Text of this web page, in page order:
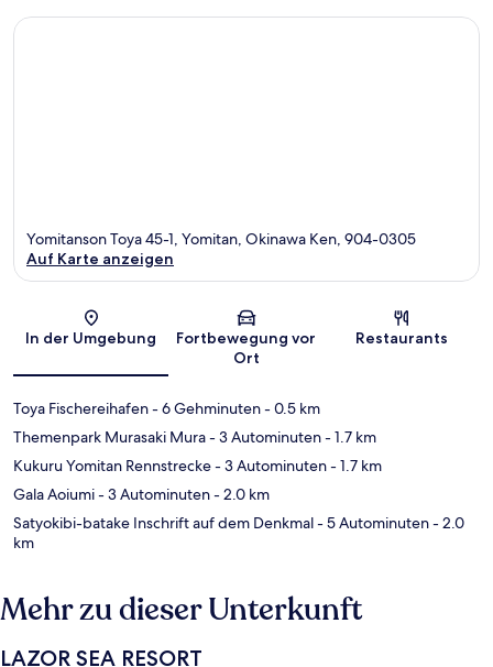
Karte
Yomitanson Toya 45-1, Yomitan, Okinawa Ken, 904-0305
Auf Karte anzeigen
In der Umgebung
Fortbewegung vor
Ort
Restaurants
Toya Fischereihafen- 6 Gehminuten- 0.5 km
Themenpark Murasaki Mura- 3 Autominuten- 1.7 km
Kukuru Yomitan Rennstrecke- 3 Autominuten- 1.7 km
Gala Aoiumi- 3 Autominuten- 2.0 km
Satyokibi-batake Inschrift auf dem Denkmal- 5 Autominuten- 2.0
km
Mehr zu dieser Unterkunft
LAZOR SEA RESORT